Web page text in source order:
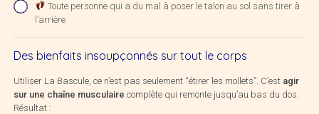
Toute personne qui a du mal à poser le talon au sol sans tirer à
l’arrière
Des bienfaits insoupçonnés sur tout le corps
Utiliser La Bascule, ce n’est pas seulement “étirer les mollets”. C’est agir
sur une chaîne musculaire complète qui remonte jusqu’au bas du dos.
Résultat :